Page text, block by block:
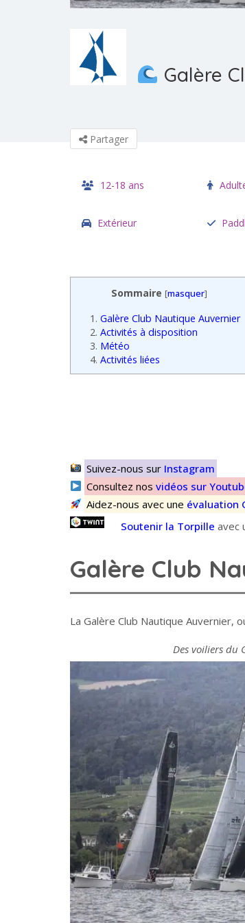
Galère
Partager
12-18 ans
Extérieur
Sommaire [masquer]
1. Galère Club Nautique Auvernier
2. Activités à disposition
3. Météo
4. Activités liées
Suivez-nous sur Instagram
Consultez nosvidéos sur
Aidez-nous avec une évaluation
Soutenir la Torpille avec
Galère Club
La Galère Club Nautique Auvernier,
Des voiliers du